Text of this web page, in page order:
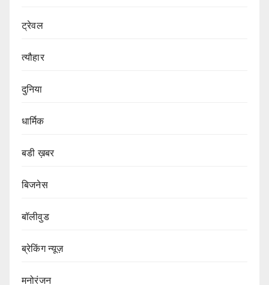
ट्रेवल
त्यौहार
दुनिया
धार्मिक
बडी ख़बर
बिजनेस
बॉलीवुड
ब्रेकिंग न्यूज़
मनोरंजन